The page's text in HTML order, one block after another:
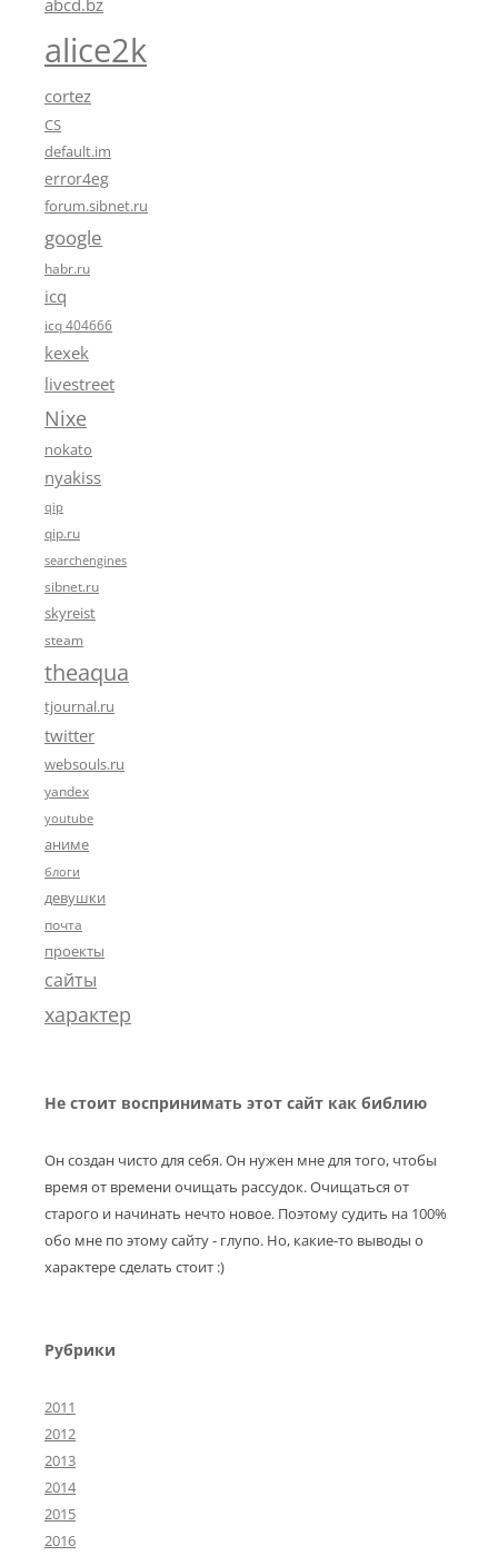
abcd.bz
alice2k
cortez
CS
default.im
error4eg
forum.sibnet.ru
google
habr.ru
icq
icq 404666
kexek
livestreet
Nixe
nokato
nyakiss
qip
qip.ru
searchengines
sibnet.ru
skyreist
steam
theaqua
tjournal.ru
twitter
websouls.ru
yandex
youtube
аниме
блоги
девушки
почта
проекты
сайты
характер
Не стоит воспринимать этот сайт как библию
Он создан чисто для себя. Он нужен мне для того, чтобы
время от времени очищать рассудок. Очищаться от
старого и начинать нечто новое. Поэтому судить на 100%
обо мне по этому сайту - глупо. Но, какие-то выводы о
характере сделать стоит :)
Рубрики
2011
2012
2013
2014
2015
2016